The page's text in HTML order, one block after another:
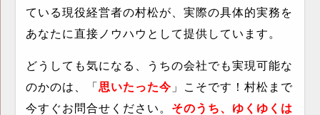
ている現役経営者の村松が、実際の具体的実務を
あなたに直接ノウハウとして提供しています。
どうしても気になる、うちの会社でも実現可能な
のかのは、「 思いたった今 」こそです！村松まで
今すぐお問合せください。 そのうち、ゆくゆくは